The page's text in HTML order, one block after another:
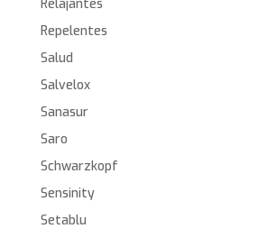
Relajantes
Repelentes
Salud
Salvelox
Sanasur
Saro
Schwarzkopf
Sensinity
Setablu